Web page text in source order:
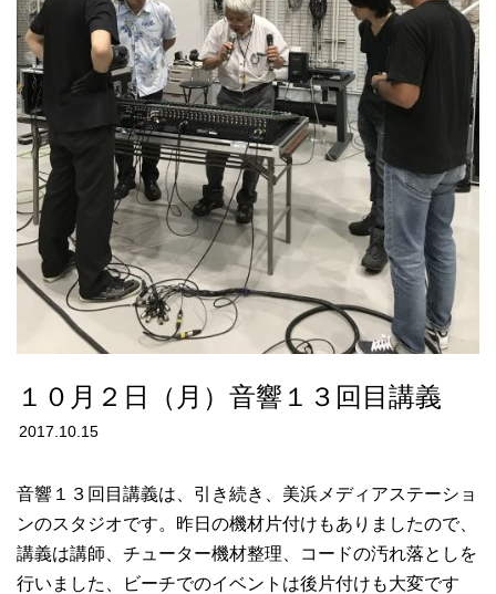
１０月２日（月）音響１３回目講義
2017.10.15
音響１３回目講義は、引き続き、美浜メディアステーショ
ンのスタジオです。昨日の機材片付けもありましたので、
講義は講師、チューター機材整理、コードの汚れ落としを
行いました、ビーチでのイベントは後片付けも大変です